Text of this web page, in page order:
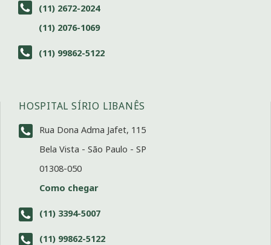
(11) 2672-2024
(11) 2076-1069
(11) 99862-5122
HOSPITAL SÍRIO LIBANÊS
Rua Dona Adma Jafet, 115
Bela Vista - São Paulo - SP
01308-050
Como chegar
(11) 3394-5007
(11) 99862-5122